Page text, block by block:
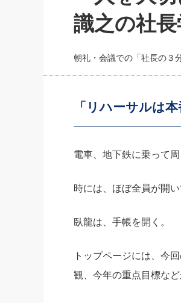
相談15：銀行がやたらと固定金
利を勧めてきます！やはり固定
がよいのでしょうか！
第
う
日本レーザー「人を大
(3)
武器としてのM&A入門
社長のための“儲かる通
継続経営 百話百行(85)
大復活＆
は(5)
識之の社長
朝礼・会議での「社長の３
「リハーサルは
電車、地下鉄に乗って
時には、ほぼ全員が開い
臥龍は、手帳を開く。
トップページには、今
観、今年の重点目標など